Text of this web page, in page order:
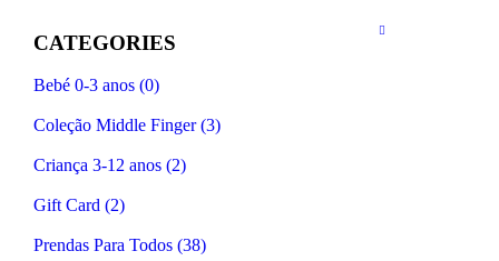
CATEGORIES
Bebé 0-3 anos (0)
Coleção Middle Finger (3)
Criança 3-12 anos (2)
Gift Card (2)
Prendas Para Todos (38)